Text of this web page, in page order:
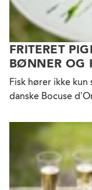
FRITERET
BØNNER OG
Fisk hører ikke
danske Bocuse